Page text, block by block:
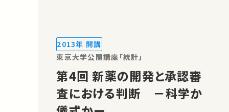
の講義では、そのものさしの当て方と、ム
ダ度合いの評価法を紹介しま…
2013年 開講
東京大学公開講座「統計」
第4回 新薬の開発と承認審
査における判断 －科学か